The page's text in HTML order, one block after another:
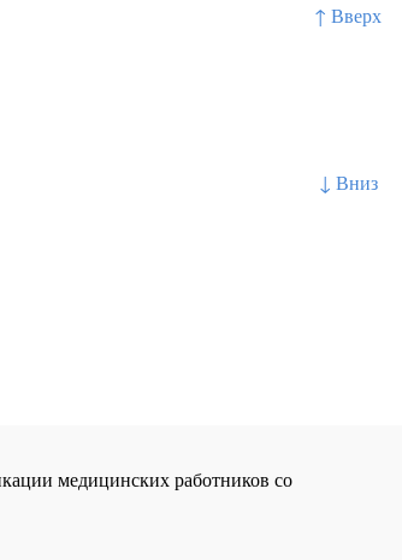
↑ Вверх
↓ Вниз
медицинских работников со